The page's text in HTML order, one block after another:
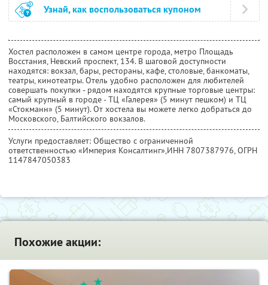
Узнай, как воспользоваться купоном
Хостел расположен в самом центре города, метро Площадь
Восстания, Невский проспект, 134. В шаговой доступности
находятся: вокзал, бары, рестораны, кафе, столовые, банкоматы,
театры, кинотеатры. Отель удобно расположен для любителей
совершать покупки - рядом находятся крупные торговые центры:
самый крупный в городе - ТЦ «Галерея» (5 минут пешком) и ТЦ
«Стокманн» (5 минут). От хостела вы можете легко добраться до
Московского, Балтийского вокзалов.
Услуги предоставляет: Общество с ограниченной
ответственностью «Империя Консалтинг»,ИНН 7807387976, ОГРН
1147847050383
Похожие акции: